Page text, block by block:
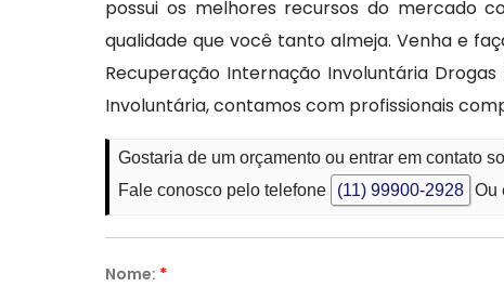
possui os melhores recursos do mercado
qualidade que você tanto almeja. Venha e
Recuperação Internação Involuntária
Involuntária, contamos com profissionais
Gostaria de um orçamento ou entrar em contato
Fale conosco pelo telefone
(11) 99900-2928 Ou
Nome: *